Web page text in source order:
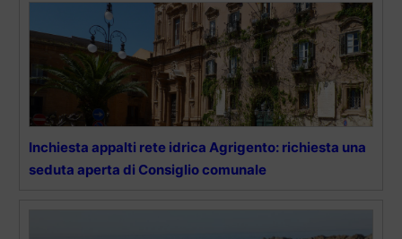
Inchiesta appalti rete idrica Agrigento: richiesta una
seduta aperta di Consiglio comunale